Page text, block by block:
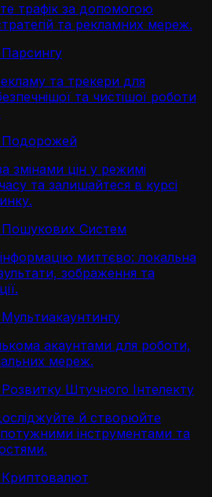
трафік за допомогою
та рекламних мереж.
та трекери для
та чистішої роботи
Подорожей
змінами цін у режимі
та залишайтеся в курсі
Пошукових Систем
миттєво: локальна
зображення та
акаунтами для роботи,
мереж.
Штучного Інтелекту
й створюйте
потужними інструментами та
Криптовалют